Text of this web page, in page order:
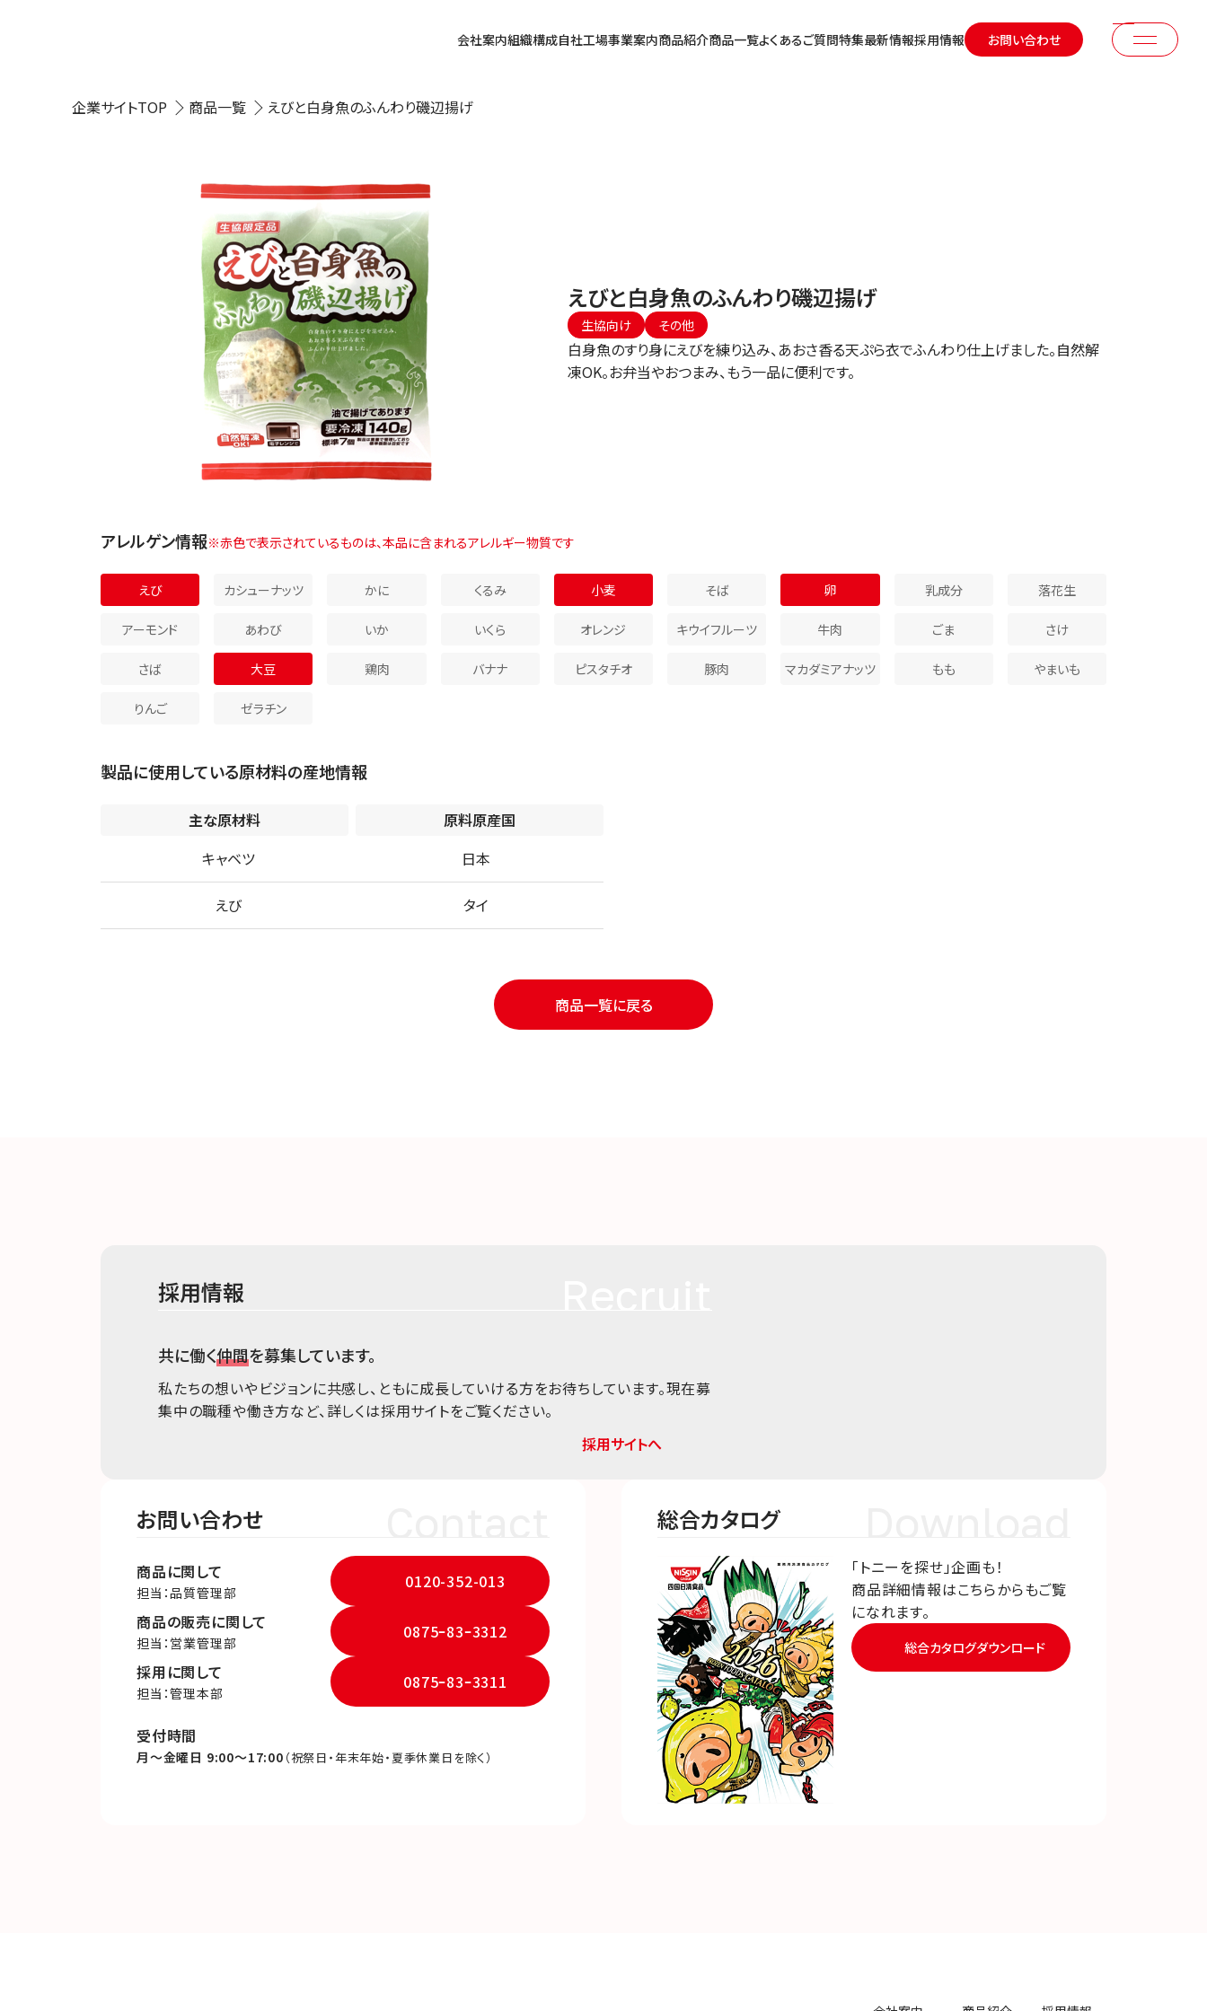
会社案内組織構成自社工場事業案内商品紹介商品一覧よくあるご質問特集最新情報採用情報 お問い合わせ
企業サイトTOP 商品一覧 えびと白身魚のふんわり磯辺揚げ
えびと白身魚のふんわり磯辺揚げ
生協向け その他
白身魚のすり身にえびを練り込み、あおさ香る天ぷら衣でふんわり仕上げました。自然解
凍OK。お弁当やおつまみ、もう一品に便利です。
アレルゲン情報※赤色で表示されているものは、本品に含まれるアレルギー物質です
えび カシューナッツ かに くるみ 小麦 そば 卵 乳成分 落花生
アーモンド あわび いか いくら オレンジ キウイフルーツ 牛肉 ごま さけ
さば 大豆 鶏肉 バナナ ピスタチオ 豚肉 マカダミアナッツ もも やまいも
りんご ゼラチン
製品に使用している原材料の産地情報
主な原材料
原料原産国
キャベツ
日本
えび タイ
商品一覧に戻る
採用情報
共に働く仲間を募集しています。
私たちの想いやビジョンに共感し、ともに成長していける方をお待ちしています。現在募
集中の職種や働き方など、詳しくは採用サイトをご覧ください。
採用サイトへ
お問い合わせ
商品に関して
担当：品質管理部
0120-352-013
商品の販売に関して
担当：営業管理部
0875ｰ83ｰ3312
採用に関して
担当：管理本部
0875ｰ83ｰ3311
受付時間
月～金曜日 9:00～17:00 （祝祭日・年末年始・夏季休業日を除く）
総合カタログ
「トニーを探せ」企画も！
商品詳細情報はこちらからもご覧
になれます。
総合カタログダウンロード